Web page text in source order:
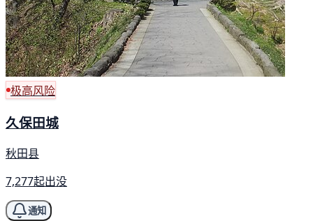
极高风险
久保田城
秋田县
7,277起出没
通知